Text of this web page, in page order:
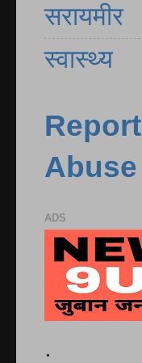
सरायमीर
स्वास्थ्य
Report
Abuse
ADS
.